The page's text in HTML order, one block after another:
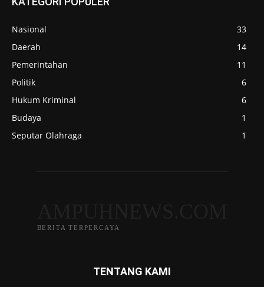
Nasional
33
Daerah
14
Pemerintahan
11
Politik
6
Hukum Kriminal
6
Budaya
1
Seputar Olahraga
1
BERITA TERPERCAYA
TENTANG KAMI